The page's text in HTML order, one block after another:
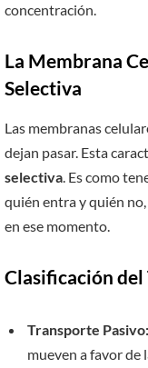
concentración.
La Membrana
Selectiva
Las membranas
dejan pasar. Esta
selectiva. Es como
quién entra y quién
en ese momento.
Clasificación
Transporte Pasivo:
mueven a favor de